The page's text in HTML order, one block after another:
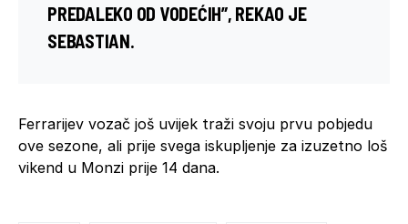
PREDALEKO OD VODEĆIH”, REKAO JE
SEBASTIAN.
Ferrarijev vozač još uvijek traži svoju prvu pobjedu
ove sezone, ali prije svega iskupljenje za izuzetno loš
vikend u Monzi prije 14 dana.